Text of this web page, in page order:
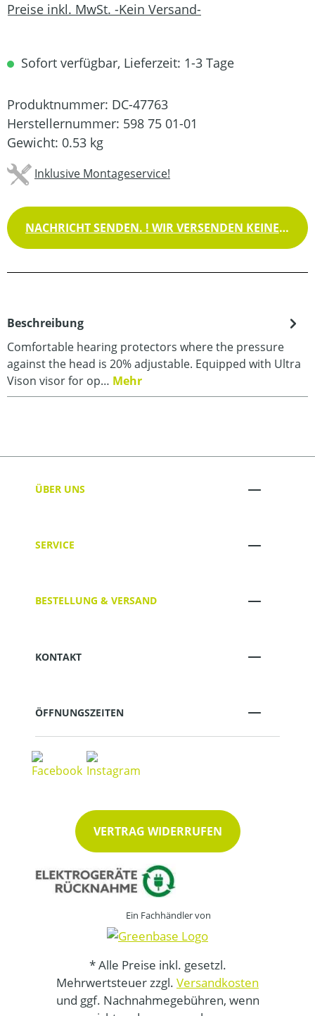
Preise inkl. MwSt. -Kein Versand-
Sofort verfügbar, Lieferzeit: 1-3 Tage
Produktnummer: DC-47763
Herstellernummer: 598 75 01-01
Gewicht: 0.53 kg
Inklusive Montageservice!
NACHRICHT SENDEN. ! WIR VERSENDEN KEINE WAREN !
Beschreibung
Comfortable hearing protectors where the pressure
against the head is 20% adjustable. Equipped with Ultra
Vison visor for op… Mehr
ÜBER UNS
SERVICE
BESTELLUNG & VERSAND
KONTAKT
ÖFFNUNGSZEITEN
VERTRAG WIDERRUFEN
Ein Fachhändler von
* Alle Preise inkl. gesetzl.
Mehrwertsteuer zzgl. Versandkosten
und ggf. Nachnahmegebühren, wenn